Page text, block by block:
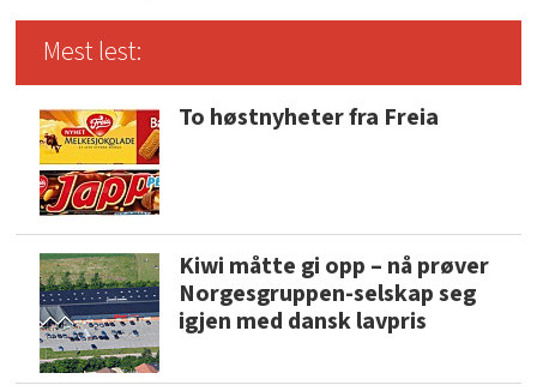
Mest lest:
To høstnyheter fra Freia
Kiwi måtte gi opp – nå prøver
Norgesgruppen-selskap seg
igjen med dansk lavpris